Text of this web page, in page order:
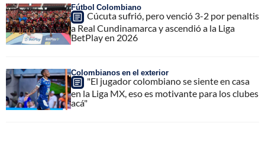
Fútbol Colombiano
Cúcuta sufrió, pero venció 3-2 por penaltis
a Real Cundinamarca y ascendió a la Liga
BetPlay en 2026
Colombianos en el exterior
"El jugador colombiano se siente en casa
en la Liga MX, eso es motivante para los clubes
acá"